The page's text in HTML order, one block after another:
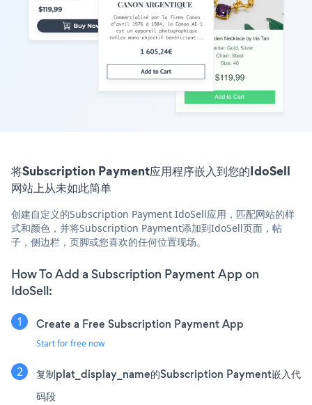
将Subscription Payment应用程序嵌入到您的IdoSell
网站上从未如此简单
创建自定义的Subscription Payment IdoSell应用，匹配网站的样
式和颜色，并将Subscription Payment添加到IdoSell页面，帖
子，侧边栏，页脚或您喜欢的任何位置现场。
How To Add a Subscription Payment App on
IdoSell:
Create a Free Subscription Payment App
Start for free now
复制plat_display_name的Subscription Payment嵌入代
码段